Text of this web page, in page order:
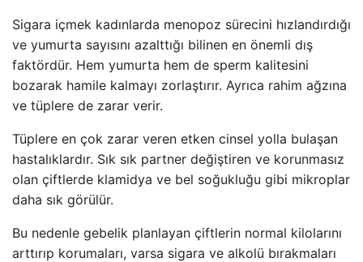
Sigara içmek kadınlarda menopoz sürecini hızlandırdığı
ve yumurta sayısını azalttığı bilinen en önemli dış
faktördür. Hem yumurta hem de sperm kalitesini
bozarak hamile kalmayı zorlaştırır. Ayrıca rahim ağzına
ve tüplere de zarar verir.
Tüplere en çok zarar veren etken cinsel yolla bulaşan
hastalıklardır. Sık sık partner değiştiren ve korunmasız
olan çiftlerde klamidya ve bel soğukluğu gibi mikroplar
daha sık görülür.
Bu nedenle gebelik planlayan çiftlerin normal kilolarını
arttırıp korumaları, varsa sigara ve alkolü bırakmaları